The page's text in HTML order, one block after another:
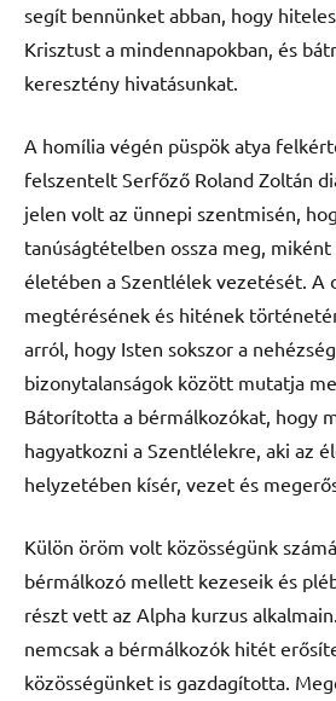
segít bennünket abban, hogy
Krisztust a mindennapokban, és
keresztény hivatásunkat.
A homília végén püspök atya
felszentelt Serfőző Roland Zoltán
jelen volt az ünnepi szentmisén,
tanúságtételben ossza meg,
életében a Szentlélek vezetését. A
megtérésének és hitének
arról, hogy Isten sokszor a
bizonytalanságok között mutatja
Bátorította a bérmálkozókat, hogy
hagyatkozni a Szentlélekre, aki az
helyzetében kísér, vezet és
Külön öröm volt közösségünk
bérmálkozó mellett kezeseik és
részt vett az Alpha kurzus
nemcsak a bérmálkozók hitét
közösségünket is gazdagította.